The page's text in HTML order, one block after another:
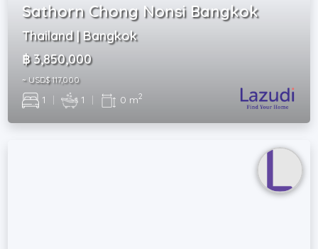
Sathorn Chong Nonsi Bangkok
Thailand | Bangkok
฿ 3,850,000
~ USD$ 117,000
1 | 1 | 0 m2